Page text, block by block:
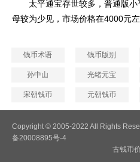
太平通宝存世较多，普通版小
母较为少见，市场价格在4000元左
钱币术语 钱币版别
孙中山 光绪元宝
宋朝钱币 元朝钱币
Copyright © 2005-2022 All Rights
备20008895号-4
古钱币